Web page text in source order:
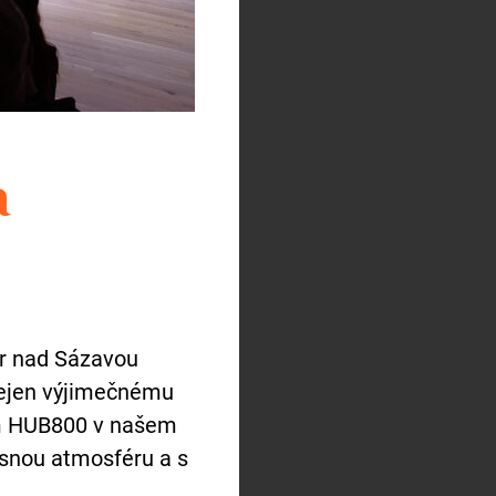
nad Sázavou
výjimečnému
v našem
atmosféru a s